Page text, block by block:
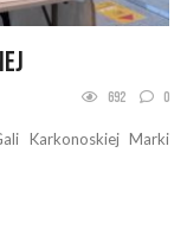
692 0
Karkonoskiej Marki